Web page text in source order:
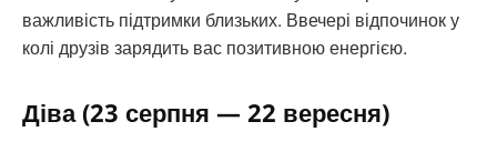
важливість підтримки близьких. Ввечері відпочинок у
колі друзів зарядить вас позитивною енергією.
Діва (23 серпня — 22 вересня)